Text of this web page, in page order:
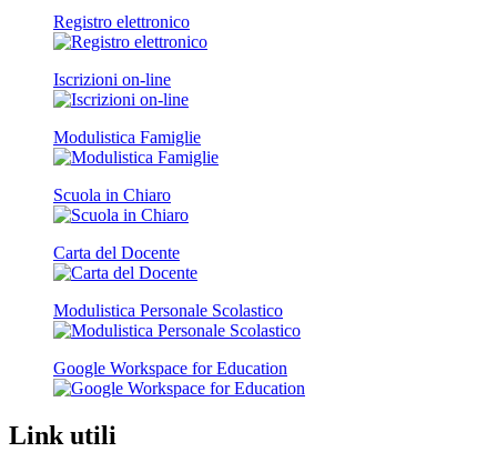
Registro elettronico
Iscrizioni on-line
Modulistica Famiglie
Scuola in Chiaro
Carta del Docente
Modulistica Personale Scolastico
Google Workspace for Education
Link utili